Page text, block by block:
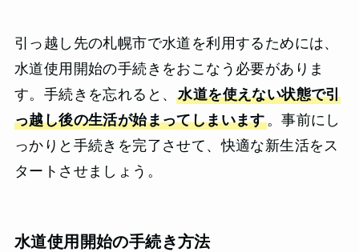
引っ越し先の札幌市で水道を利用するためには、
水道使用開始の手続きをおこなう必要がありま
す。手続きを忘れると、水道を使えない状態で引
っ越し後の生活が始まってしまいます。事前にし
っかりと手続きを完了させて、快適な新生活をス
タートさせましょう。
水道使用開始の手続き方法